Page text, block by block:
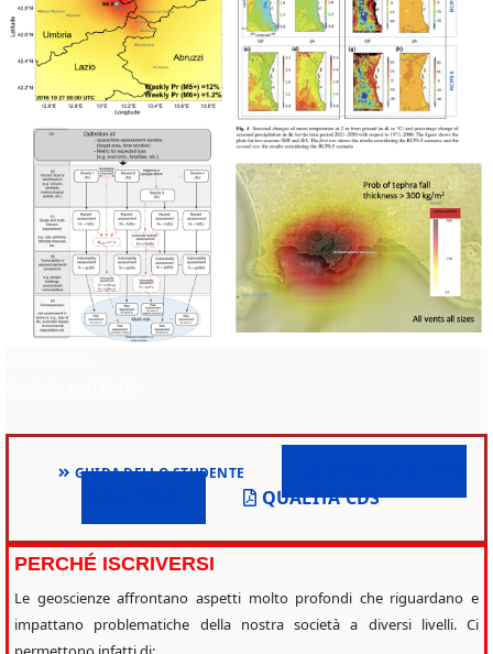
GUIDA DELLO STUDENTE
QUALITÀ CDS
PERCHÉ ISCRIVERSI
Le geoscienze affrontano aspetti molto profondi che riguardano e
impattano problematiche della nostra società a diversi livelli. Ci